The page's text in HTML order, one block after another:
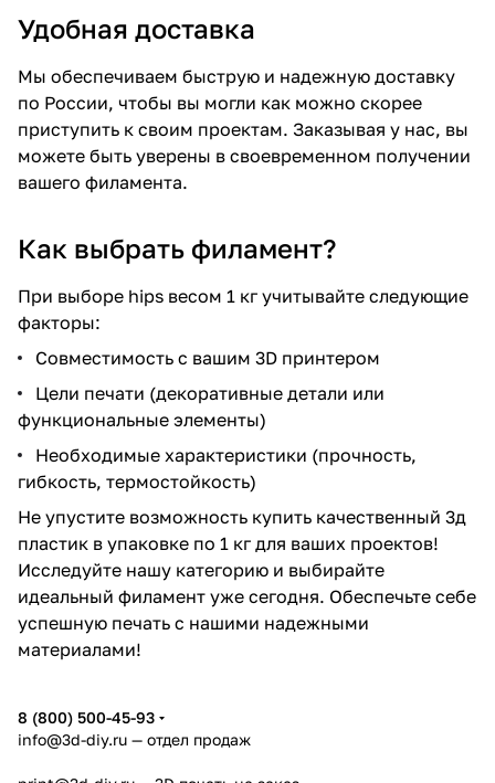
Удобная доставка
Мы обеспечиваем быструю и надежную доставку
по России, чтобы вы могли как можно скорее
приступить к своим проектам. Заказывая у нас, вы
можете быть уверены в своевременном получении
вашего филамента.
Как выбрать филамент?
При выборе hips весом 1 кг учитывайте следующие
факторы:
Совместимость с вашим 3D принтером
Цели печати (декоративные детали или
функциональные элементы)
Необходимые характеристики (прочность,
гибкость, термостойкость)
Не упустите возможность купить качественный 3д
пластик в упаковке по 1 кг для ваших проектов!
Исследуйте нашу категорию и выбирайте
идеальный филамент уже сегодня. Обеспечьте себе
успешную печать с нашими надежными
материалами!
8 (800) 500-45-93
info@3d-diy.ru — отдел продаж